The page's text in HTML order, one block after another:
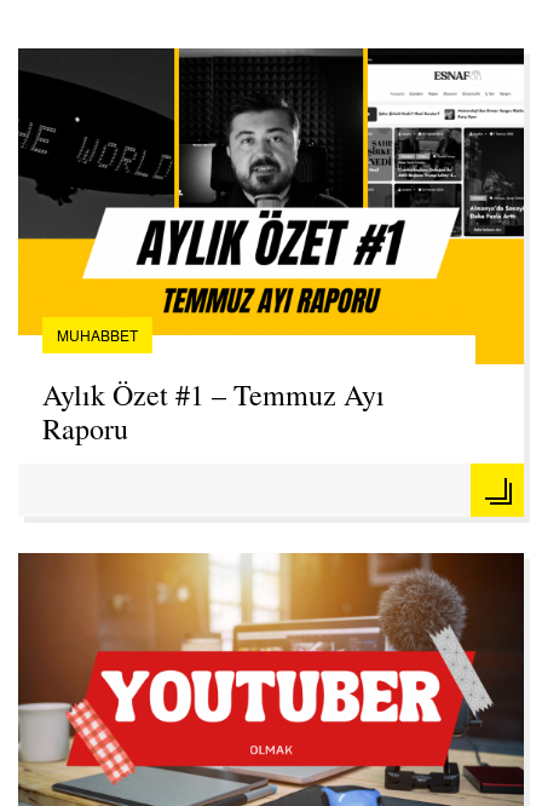
MUHABBET
Aylık Özet #1 – Temmuz Ayı
Raporu